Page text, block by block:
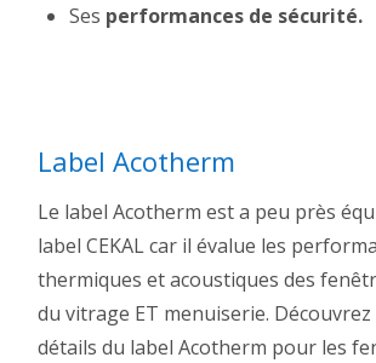
Ses performances de sécurité.
Label Acotherm
Le label Acotherm est a peu près
label CEKAL car il évalue les
thermiques et acoustiques des
du vitrage ET menuiserie.
détails du label Acotherm pour les